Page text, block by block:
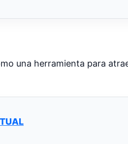
una herramienta para